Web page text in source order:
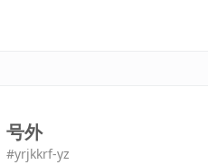
号外
#yrjkkrf-yz